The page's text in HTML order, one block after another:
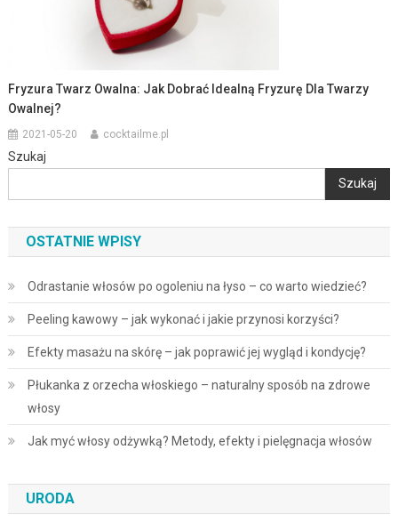
Fryzura Twarz Owalna: Jak Dobrać Idealną Fryzurę Dla Twarzy
Owalnej?
2021-05-20 cocktailme.pl
Szukaj
Szukaj
OSTATNIE WPISY
Odrastanie włosów po ogoleniu na łyso – co warto wiedzieć?
Peeling kawowy – jak wykonać i jakie przynosi korzyści?
Efekty masażu na skórę – jak poprawić jej wygląd i kondycję?
Płukanka z orzecha włoskiego – naturalny sposób na zdrowe
włosy
Jak myć włosy odżywką? Metody, efekty i pielęgnacja włosów
URODA